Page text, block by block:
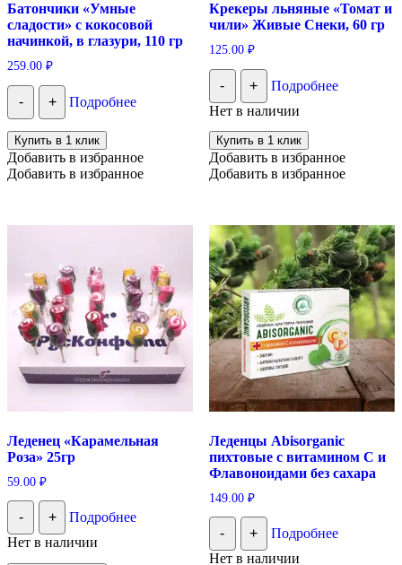
Батончики «Умные
сладости» с кокосовой
начинкой, в глазури, 110 гр
259.00 ₽
- + Подробнее
Купить в 1 клик
Добавить в избранное
Добавить в избранное
Крекеры льняные «Томат и
чили» Живые Снеки, 60 гр
125.00 ₽
- +
Подробнее
Нет в наличии
Купить в 1 клик
Добавить в избранное
Добавить в избранное
Леденец «Карамельная
Роза» 25гр
59.00 ₽
- +
Подробнее
Нет в наличии
Леденцы Abisorganic
пихтовые с витамином С и
Флавоноидами без сахара
149.00 ₽
- +
Подробнее
Нет в наличии